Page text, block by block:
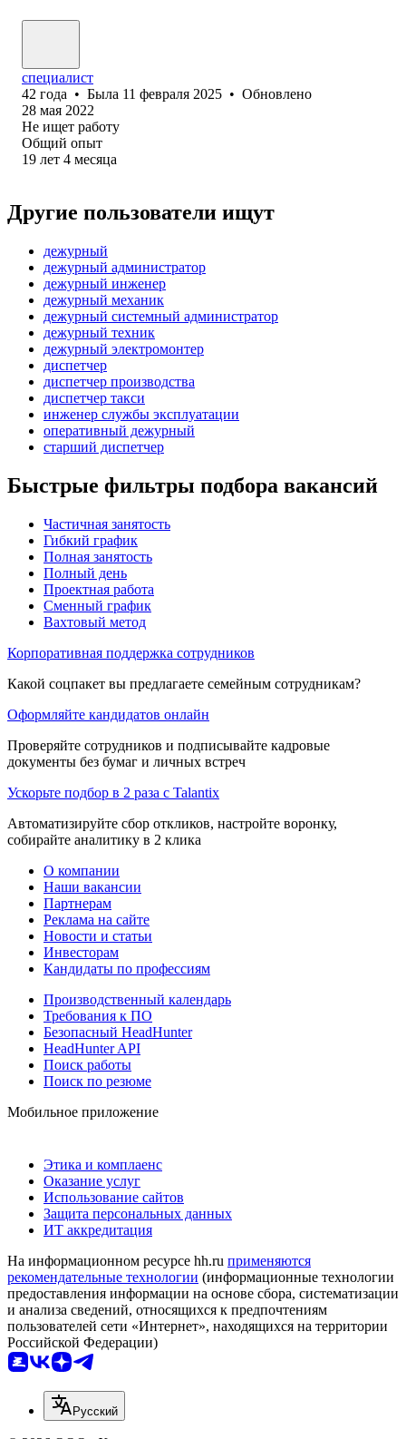
специалист
42 года • Была 11 февраля 2025 • Обновлено
28 мая 2022
Не ищет работу
Общий опыт
19 лет 4 месяца
Другие пользователи ищут
дежурный
дежурный администратор
дежурный инженер
дежурный механик
дежурный системный администратор
дежурный техник
дежурный электромонтер
диспетчер
диспетчер производства
диспетчер такси
инженер службы эксплуатации
оперативный дежурный
старший диспетчер
Быстрые фильтры подбора вакансий
Частичная занятость
Гибкий график
Полная занятость
Полный день
Проектная работа
Сменный график
Вахтовый метод
Корпоративная поддержка сотрудников
Какой соцпакет вы предлагаете семейным сотрудникам?
Оформляйте кандидатов онлайн
Проверяйте сотрудников и подписывайте кадровые
документы без бумаг и личных встреч
Ускорьте подбор в 2 раза с Talantix
Автоматизируйте сбор откликов, настройте воронку,
собирайте аналитику в 2 клика
О компании
Наши вакансии
Партнерам
Реклама на сайте
Новости и статьи
Инвесторам
Кандидаты по профессиям
Производственный календарь
Требования к ПО
Безопасный HeadHunter
HeadHunter API
Поиск работы
Поиск по резюме
Мобильное приложение
Этика и комплаенс
Оказание услуг
Использование сайтов
Защита персональных данных
ИТ аккредитация
На информационном ресурсе hh.ru применяются
рекомендательные технологии (информационные технологии
предоставления информации на основе сбора, систематизации
и анализа сведений, относящихся к предпочтениям
пользователей сети «Интернет», находящихся на территории
Российской Федерации)
Русский